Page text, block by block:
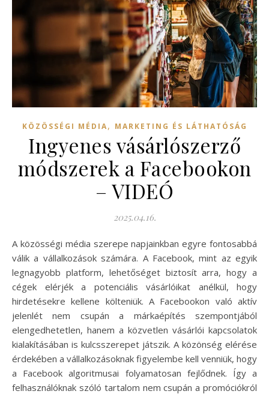
KÖZÖSSÉGI MÉDIA, MARKETING ÉS LÁTHATÓSÁG
Ingyenes vásárlószerző
módszerek a Facebookon
– VIDEÓ
2025.04.16.
A közösségi média szerepe napjainkban egyre fontosabbá
válik a vállalkozások számára. A Facebook, mint az egyik
legnagyobb platform, lehetőséget biztosít arra, hogy a
cégek elérjék a potenciális vásárlóikat anélkül, hogy
hirdetésekre kellene költeniük. A Facebookon való aktív
jelenlét nem csupán a márkaépítés szempontjából
elengedhetetlen, hanem a közvetlen vásárlói kapcsolatok
kialakításában is kulcsszerepet játszik. A közönség elérése
érdekében a vállalkozásoknak figyelembe kell venniük, hogy
a Facebook algoritmusai folyamatosan fejlődnek. Így a
felhasználóknak szóló tartalom nem csupán a promóciókról